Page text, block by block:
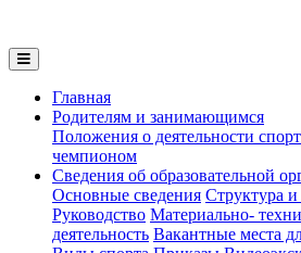
Главная
Родителям и занимающимся
Положения о деятельности
чемпионом
Сведения об образовательной
Основные сведения Структура и
Руководство Материально-
деятельность Вакантные места